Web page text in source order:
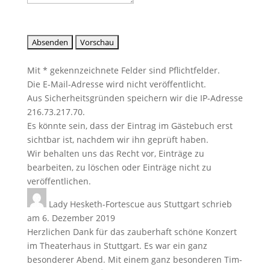
Mit * gekennzeichnete Felder sind Pflichtfelder.
Die E-Mail-Adresse wird nicht veröffentlicht.
Aus Sicherheitsgründen speichern wir die IP-Adresse
216.73.217.70.
Es könnte sein, dass der Eintrag im Gästebuch erst
sichtbar ist, nachdem wir ihn geprüft haben.
Wir behalten uns das Recht vor, Einträge zu
bearbeiten, zu löschen oder Einträge nicht zu
veröffentlichen.
Lady Hesketh-Fortescue aus Stuttgart schrieb
am 6. Dezember 2019
Herzlichen Dank für das zauberhaft schöne Konzert
im Theaterhaus in Stuttgart. Es war ein ganz
besonderer Abend. Mit einem ganz besonderen Tim-